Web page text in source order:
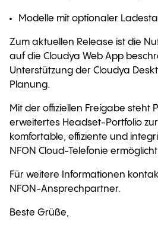
Modelle mit optionaler
Zum aktuellen Release ist die
auf die Cloudya Web App
Unterstützung der Cloudya
Planung.
Mit der offiziellen Freigabe steht
erweitertes Headset-Portfolio
komfortable, effiziente und
NFON Cloud-Telefonie
Für weitere Informationen
NFON-Ansprechpartner.
Beste Grüße,